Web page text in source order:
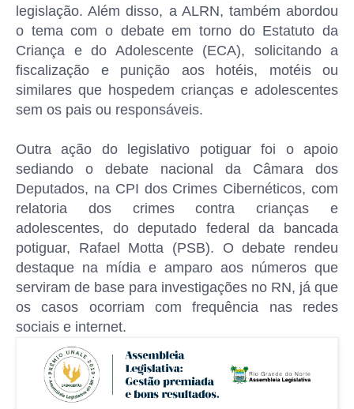
legislação. Além disso, a ALRN, também abordou
o tema com o debate em torno do Estatuto da
Criança e do Adolescente (ECA), solicitando a
fiscalização e punição aos hotéis, motéis ou
similares que hospedem crianças e adolescentes
sem os pais ou responsáveis.
Outra ação do legislativo potiguar foi o apoio
sediando o debate nacional da Câmara dos
Deputados, na CPI dos Crimes Cibernéticos, com
relatoria dos crimes contra crianças e
adolescentes, do deputado federal da bancada
potiguar, Rafael Motta (PSB). O debate rendeu
destaque na mídia e amparo aos números que
serviram de base para investigações no RN, já que
os casos ocorriam com frequência nas redes
sociais e internet.